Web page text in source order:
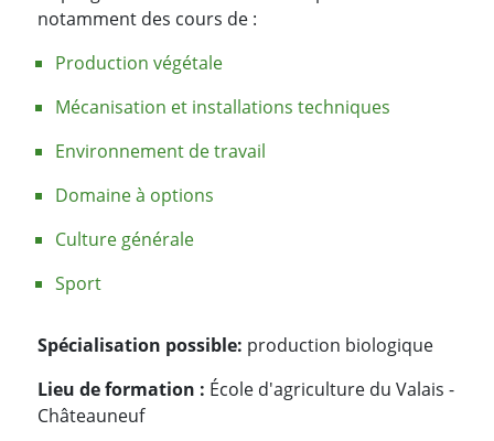
notamment des cours de :
Production végétale
Mécanisation et installations techniques
Environnement de travail
Domaine à options
Culture générale
Sport
Spécialisation possible: production biologique
Lieu de formation : École d'agriculture du Valais -
Châteauneuf